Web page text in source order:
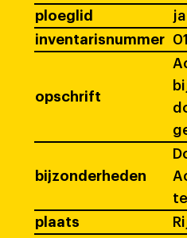
ploeglid
ja
inventarisnummer
opschrift
bijzonderheden
plaats